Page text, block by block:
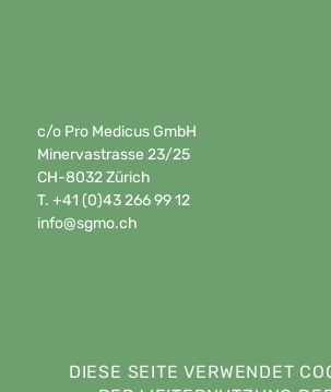
c/o Pro Medicus GmbH
Minervastrasse 23/25
CH-8032 Zürich
T. +41 (0)43 266 99 12
info@sgmo.ch
DIESE SEITE VERWENDET